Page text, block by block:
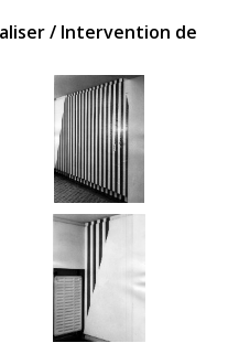
/ Intervention de